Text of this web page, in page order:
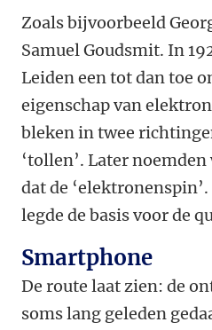
Zoals bijvoorbeeld
Samuel Goudsmit. In
Leiden een tot dan toe
eigenschap van
bleken in twee
‘tollen’. Later
dat de
legde de basis voor de
Smartphone
De route laat zien: de
soms lang geleden